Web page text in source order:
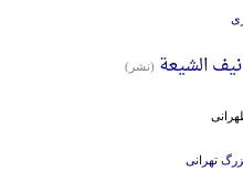
الشیعة (نشر)
تهرانی